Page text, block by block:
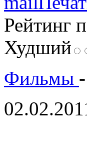
Рейтинг
Худший
Фильмы -